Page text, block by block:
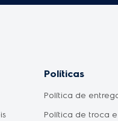
Políticas
Política de
Política de troca